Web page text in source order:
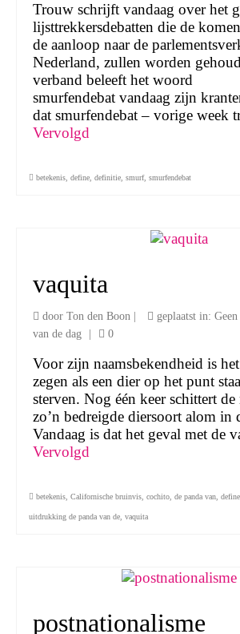
Trouw schrijft vandaag over het
lijsttrekkersdebatten die de
de aanloop naar de
Nederland, zullen worden
verband beleeft het woord
smurfendebat vandaag zijn
dat smurfendebat – vorige week
Vervolgd
betekenis, define, definitie, smurf, smurfendebat
vaquita
door Ton den Boon geplaatst in:
van de dag
0
Voor zijn naamsbekendheid is
zegen als een dier op het punt
sterven. Nog één keer schittert de
zo’n bedreigde diersoort alom in
Vandaag is dat het geval met de
Vervolgd
betekenis Californische bruinvis cochito de panda van define
uitdrukking de panda van de vaquita
postnationalisme